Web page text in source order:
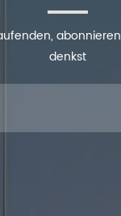
denkst